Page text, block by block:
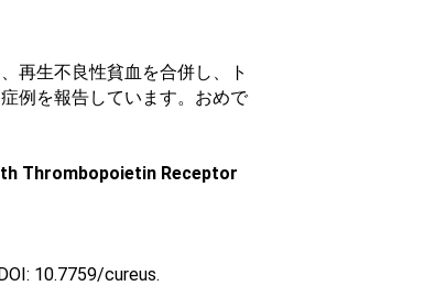
再生不良性貧血を合併し、ト
例を報告しています。おめで
Thrombopoietin Receptor
10.7759/cureus.